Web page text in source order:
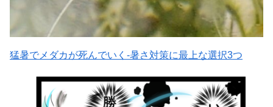
猛暑でメダカが死んでいく-暑さ対策に最上な選択3つ